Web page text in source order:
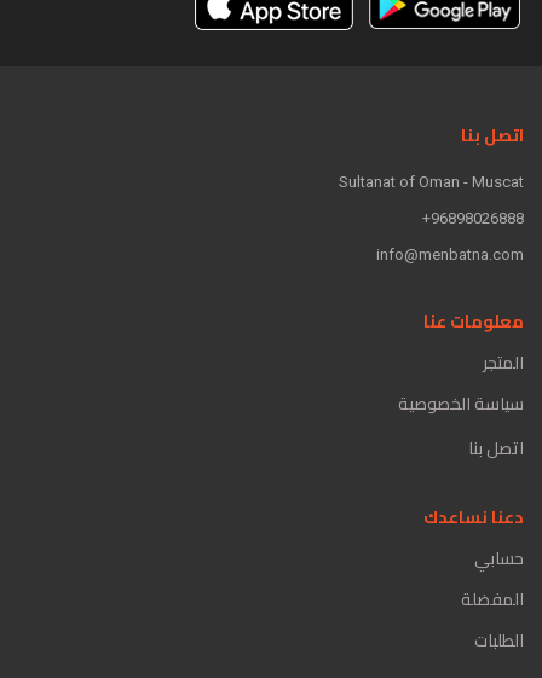
اتصل بنا
Sultanat of Oman - Muscat
96898026888+
info@menbatna.com
معلومات عنا
المتجر
سياسة الخصوصية
اتصل بنا
دعنا نساعدك
حسابي
المفضلة
الطلبات